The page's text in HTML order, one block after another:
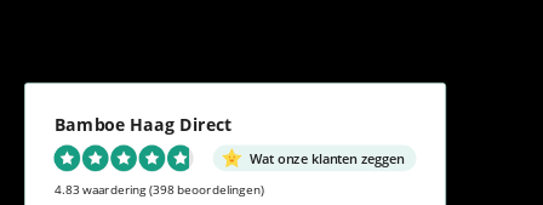
Bamboe Haag Direct
Wat onze klanten zeggen
4.83 waardering(398 beoordelingen)